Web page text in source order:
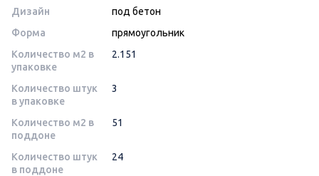
Дизайн
под бетон
Форма
прямоугольник
Количество м2 в
упаковке
2.151
Количество штук
в упаковке
3
Количество м2 в
поддоне
51
Количество штук
в поддоне
24